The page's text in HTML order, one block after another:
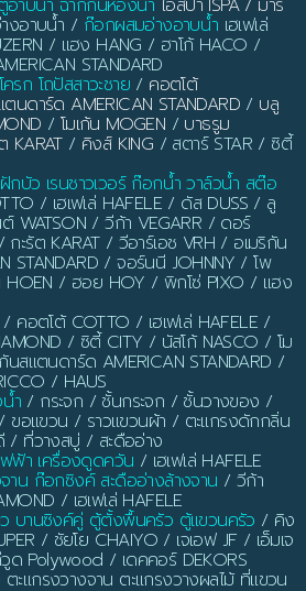
งอาบน้ำ / ก๊อกผสมอ่างอาบน้ำ เฮเฟเล่
/ แฮง HANG / ฮาโก้ HACO /
STANDARD
ก โถปัสสาวะชาย / คอตโต้
ตนดาร์ด AMERICAN STANDARD / บลู
/ โมเก้น MOGEN / บาธรูม
KARAT/ คิงส์ KING / สตาร์ STAR / ซิตี้
กบัว เรนชาวเวอร์ ก๊อกน้ำ วาล์วน้ำ สต๊อ
/ เฮเฟเล่ HAFELE / ดัส DUSS / ลู
WATSON / วีก้า VEGARR / ดอร์
ะรัต KARAT / วีอาร์เอช VRH / อเมริกัน
STANDARD / จอร์นนี JOHNNY / โพ
HOEN / ฮอย HOY / พิกโซ่ PIXO / แฮง
/ คอตโต้ COTTO / เฮเฟเล่ HAFELE /
/ ซิตี้ CITY / นัสโก้ NASCO / โม
นสแตนดาร์ด AMERICAN STANDARD /
/ HAUS
ำ / กระจก / ชั้นกระจก / ชั้นวางของ /
/ ขอแขวน / ราวแขวนผ้า / ตะแกรงดักกลิ่น
ที่วางสบู่ / สะดืออ่าง
ฟฟ้า เครื่องดูดควัน / เฮเฟเล่ HAFELE
าน ก๊อกซิงค์ สะดืออ่างล้างจาน / วีก้า
/ เฮเฟเล่ HAFELE
บานซิงค์คู่ ตู้ตั้งพื้นครัว ตู้แขวนครัว / คิง
/ ชัยโย CHAIYO / เจเอฟ JF / เอ็มเจ
ด Polywood / เดคคอร์ DEKORS
ตะแกรงวางจาน ตะแกรงวางผลไม้ ที่แขวน